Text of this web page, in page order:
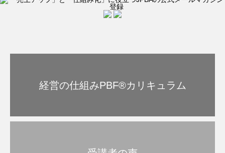
経営の仕組みPBF®︎カリキュラム